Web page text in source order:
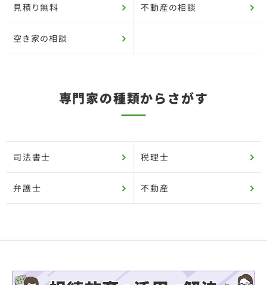
見積り無料 不動産の相談
空き家の相談
専門家の種類からさがす
司法書士 税理士
弁護士 不動産